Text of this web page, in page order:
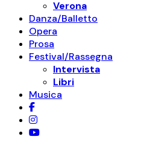
Verona
Danza/Balletto
Opera
Prosa
Festival/Rassegna
Intervista
Libri
Musica